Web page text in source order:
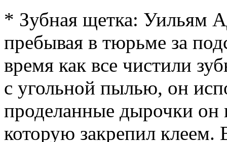
* Зубная щетка: Уильям
пребывая в тюрьме за
время как все чистили
с угольной пылью, он
проделанные дырочки
которую закрепил